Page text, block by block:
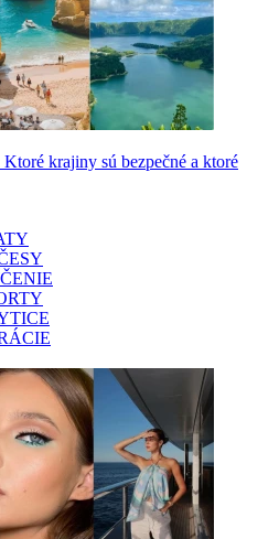
krajiny sú bezpečné a ktoré